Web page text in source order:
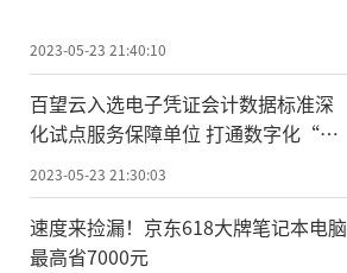
2023-05-23 21:40:10
百望云入选电子凭证会计数据标准深
化试点服务保障单位 打通数字化“最
2023-05-23 21:30:03
速度来捡漏！京东618大牌笔记本电脑
最高省7000元